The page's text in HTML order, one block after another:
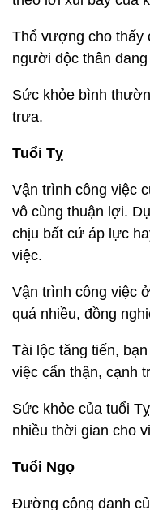
Thổ vượng cho thấy
người độc thân
Sức khỏe bình
trưa.
Tuổi Tỵ
Vận trình công việc
vô cùng thuận lợi.
chịu bất cứ áp lực
việc.
Vận trình công việc
quá nhiều, đồng
Tài lộc tăng tiến,
việc cẩn thận, cạnh
Sức khỏe của tuổi
nhiều thời gian cho
Tuổi Ngọ
Đường công danh